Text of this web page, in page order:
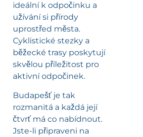
ideální k odpočinku a
užívání si přírody
uprostřed města.
Cyklistické stezky a
běžecké trasy poskytují
skvělou příležitost pro
aktivní odpočinek.
Budapešť je tak
rozmanitá a každá její
čtvrť má co nabídnout.
Jste-li připraveni na